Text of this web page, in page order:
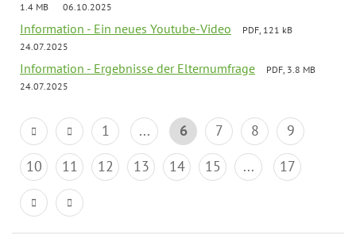
1.4 MB
06.10.2025
Information - Ein neues Youtube-Video
PDF, 121 kB
24.07.2025
Information - Ergebnisse der Elternumfrage
PDF, 3.8 MB
24.07.2025
1 ... 6 7 8
9
10
11 12 13 14 15 ... 17